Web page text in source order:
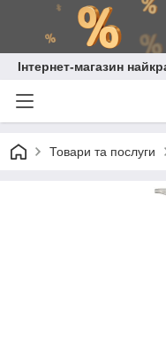
Інтернет-магазин
Товари та послуги